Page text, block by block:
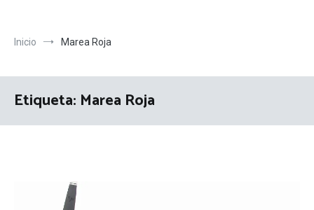
Inicio Marea Roja
Etiqueta: Marea Roja